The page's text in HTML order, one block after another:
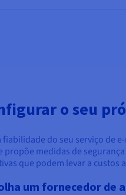
o seu
fiabilidade do seu serviço de
propõe medidas de
que podem levar a custos
um fornecedor de